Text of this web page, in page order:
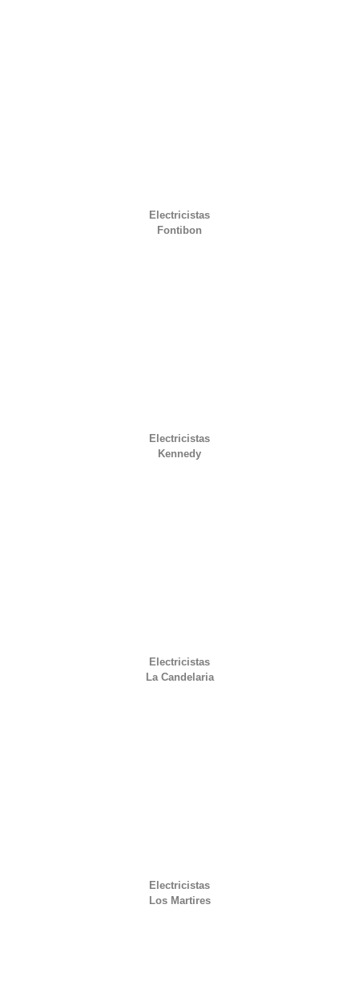
Electricistas
Fontibon
Electricistas
Kennedy
Electricistas
La Candelaria
Electricistas
Los Martires